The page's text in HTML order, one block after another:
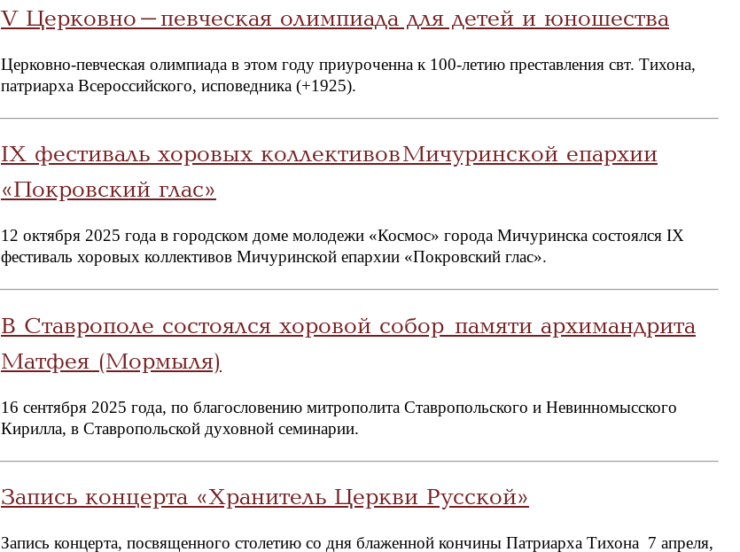
V Церковно-певческая олимпиада для детей и юношества
Церковно-певческая олимпиада в этом году приуроченна к 100-летию преставления свт. Тихона,
патриарха Всероссийского, исповедника (+1925).
IX фестиваль хоровых коллективов Мичуринской епархии
«Покровский глас»
12 октября 2025 года в городском доме молодежи «Космос» города Мичуринска состоялся IX
фестиваль хоровых коллективов Мичуринской епархии «Покровский глас».
В Ставрополе состоялся хоровой собор памяти архимандрита
Матфея (Мормыля)
16 сентября 2025 года, по благословению митрополита Ставропольского и Невинномысского
Кирилла, в Ставропольской духовной семинарии.
Запись концерта «Хранитель Церкви Русской»
Запись концерта, посвященного столетию со дня блаженной кончины Патриарха Тихона 7 апреля,